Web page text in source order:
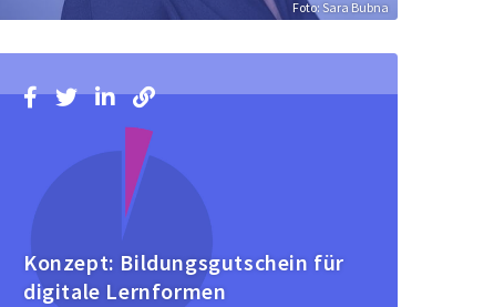
Foto: Sara Bubna
Konzept: Bildungsgutschein für
digitale Lernformen